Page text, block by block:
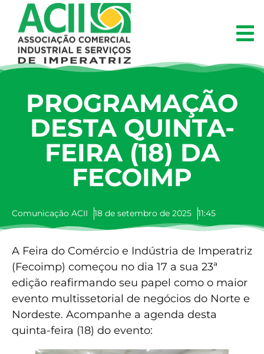
PROGRAMAÇÃO
DESTA QUINTA-
FEIRA (18) DA
FECOIMP
Comunicação ACII 18 de setembro de 2025 11:45
A Feira do Comércio e Indústria de Imperatriz
(Fecoimp) começou no dia 17 a sua 23ª
edição reafirmando seu papel como o maior
evento multissetorial de negócios do Norte e
Nordeste. Acompanhe a agenda desta
quinta-feira (18) do evento: